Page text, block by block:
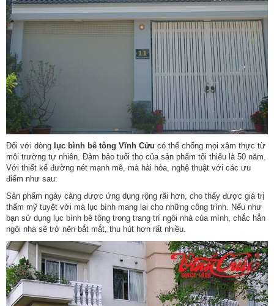
Đối với dòng lục bình bê tông Vĩnh Cửu có thể chống mọi xâm thực từ
môi trường tự nhiên. Đảm bảo tuổi thọ của sản phẩm tối thiểu là 50 năm.
Với thiết kế đường nét mạnh mẽ, mà hài hòa, nghệ thuật với các ưu
điểm như sau:
Sản phẩm ngày càng được ứng dụng rộng rãi hơn, cho thấy được giá trị
thẩm mỹ tuyệt vời mà lục bình mang lại cho những công trình. Nếu như
bạn sử dụng lục bình bê tông trong trang trí ngôi nhà của mình, chắc hẳn
ngôi nhà sẽ trở nên bắt mắt, thu hút hơn rất nhiều.